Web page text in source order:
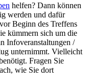
helfen? Dann können
werden und dafür
Beginn des Treffens
kümmern sich um die
Infoveranstaltungen /
unternimmt. Vielleicht
Fragen Sie
wie Sie dort